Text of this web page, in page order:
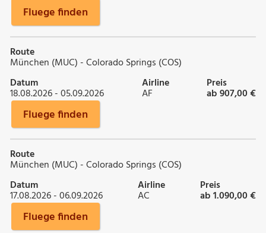
Fluege finden
Route
München (MUC) - Colorado Springs (COS)
Datum
18.08.2026 - 05.09.2026
Airline
AF
Preis
ab 907,00 €
Fluege finden
Route
München (MUC) - Colorado Springs (COS)
Datum
17.08.2026 - 06.09.2026
Airline
AC
Preis
ab 1.090,00 €
Fluege finden